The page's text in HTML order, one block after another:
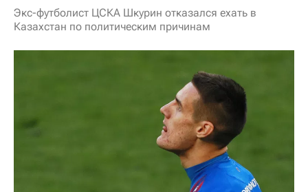
Экс-футболист ЦСКА Шкурин отказался ехать в
Казахстан по политическим причинам